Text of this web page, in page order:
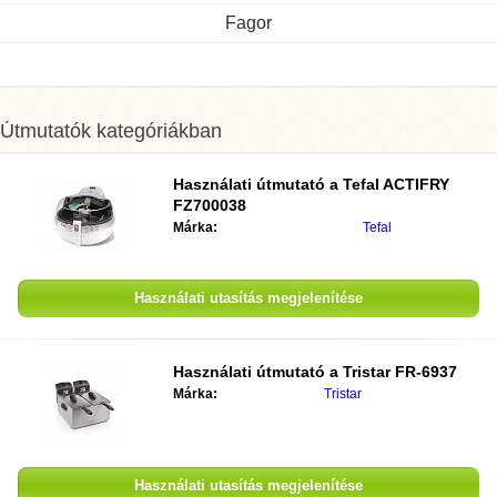
Fagor
Útmutatók kategóriákban
Használati útmutató a Tefal ACTIFRY
FZ700038
Márka: Tefal
Használati utasítás megjelenítése
Használati útmutató a Tristar FR-6937
Márka: Tristar
Használati utasítás megjelenítése